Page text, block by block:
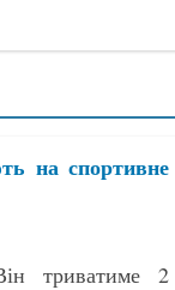
на
триватиме